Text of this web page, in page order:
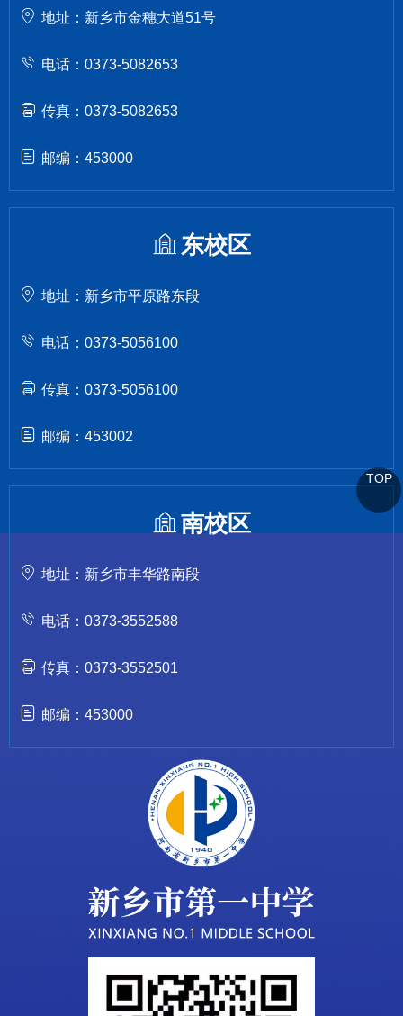
地址：新乡市金穗大道51号
电话：0373-5082653
传真：0373-5082653
邮编：453000
东校区
地址：新乡市平原路东段
电话：0373-5056100
传真：0373-5056100
邮编：453002
南校区
地址：新乡市丰华路南段
电话：0373-3552588
传真：0373-3552501
邮编：453000
TOP